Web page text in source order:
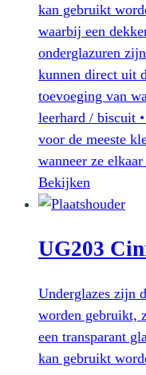
kan gebruikt
waarbij een
onderglazuren
kunnen direct uit
toevoeging van
leerhard / biscuit
voor de meeste
wanneer ze
Bekijken
product
meerdere
Deze
optie
kan
gekozen
UG203
Underglazes zijn
worden gebruikt,
een transparant
kan gebruikt